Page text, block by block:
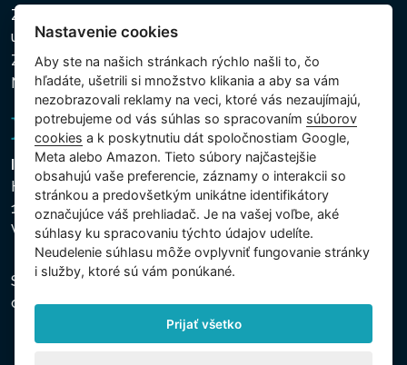
Zásady ochrany osobných a ďalších spracovávaných
údajov
Zásady používania súborov cookies
Nastavenie cookies
Intex Trading, s.r.o.
Hradecká 2526/3
130 00 Praha 3
Vinohrady - Česká republika
Spoločnosť je zapísaná na Mestskom súde v Prahe,
oddiel C, vložka 74759, IČO 26150808, DIČ CZ26150808.
Nastavenie cookies
Aby ste na našich stránkach rýchlo našli to, čo
hľadáte, ušetrili si množstvo klikania a aby sa vám
nezobrazovali reklamy na veci, ktoré vás nezaujímajú,
potrebujeme od vás súhlas so spracovaním súborov
cookies a k poskytnutiu dát spoločnostiam Google,
Meta alebo Amazon. Tieto súbory najčastejšie
obsahujú vaše preferencie, záznamy o interakcii so
stránkou a predovšetkým unikátne identifikátory
označujúce váš prehliadač. Je na vašej voľbe, aké
súhlasy ku spracovaniu týchto údajov udelíte.
Neudelenie súhlasu mȏže ovplyvniť fungovanie stránky
i služby, ktoré sú vám ponúkané.
Prijať všetko